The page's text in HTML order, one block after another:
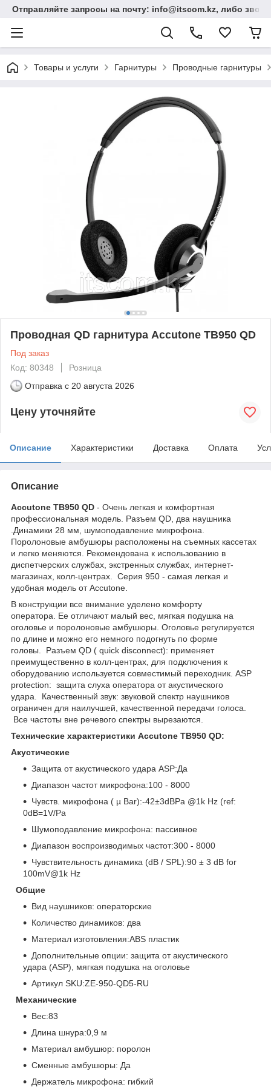
Отправляйте запросы на почту: info@itscom.kz, либо
Товары и услуги Гарнитуры Проводные гарнитуры
Проводная QD гарнитура Accutone TB950 QD
Под заказ
Код: 80348
Розница
Отправка с 20 августа 2026
Цену уточняйте
Описание Характеристики Доставка Оплата
Описание
Accutone TB950 QD - Очень легкая и комфортная
профессиональная модель. Разъем QD, два наушника
.Динамики 28 мм, шумоподавление микрофона.
Поролоновые амбушюры расположены на съемных кассетах
и легко меняются. Рекомендована к использованию в
диспетчерских службах, экстренных службах, интернет-
магазинах, колл-центрах. Серия 950 - самая легкая и
удобная модель от Accutone.
В конструкции все внимание уделено комфорту
оператора. Ее отличают малый вес, мягкая подушка на
оголовье и поролоновые амбушюры. Оголовье регулируется
по длине и можно его немного подогнуть по форме
головы. Разъем QD ( quick disconnect): применяет
преимущественно в колл-центрах, для подключения к
оборудованию используется совместимый переходник. ASP
protection: защита слуха оператора от акустического
удара. Качественный звук: звуковой спектр наушников
ограничен для наилучшей, качественной передачи голоса.
Все частоты вне речевого спектры вырезаются.
Технические характеристики Accutone TB950 QD:
Акустические
Защита от акустического удара ASP:Да
Диапазон частот микрофона:100 - 8000
Чувств. микрофона ( µ Bar):-42±3dBPa @1k Hz (ref:
0dB=1V/Pa
Шумоподавление микрофона: пассивное
Диапазон воспроизводимых частот:300 - 8000
Чувствительность динамика (dB / SPL):90 ± 3 dB for
100mV@1k Hz
Общие
Вид наушников: операторские
Количество динамиков: два
Материал изготовления:ABS пластик
Дополнительные опции: защита от акустического
удара (ASP), мягкая подушка на оголовье
Артикул SKU:ZE-950-QD5-RU
Механические
Вес:83
Длина шнура:0,9 м
Материал амбушюр: поролон
Сменные амбушюры: Да
Держатель микрофона: гибкий